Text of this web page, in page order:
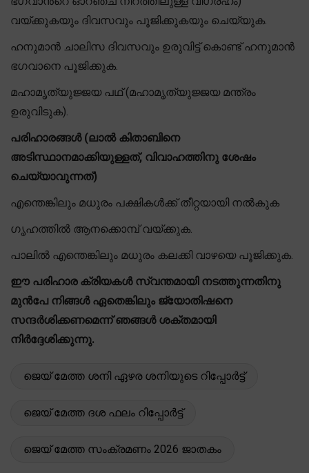
വയ്ക്കുകയും ദിവസവും പൂജിക്കുകയും ചെയ്യുക.
ഹനുമാൻ ചാലിസ ദിവസവും ഉരുവിട്ട് കൊണ്ട് ഹനുമാൻ
ഭഗവാനെ പൂജിക്കുക.
മഹാമൃത്യുജ്ജയ പഥ് (മഹാമൃത്യുജ്ജയ മന്ത്രം
ഉരുവിടുക).
പരിഹാരങ്ങൾ (ലാൽ കിതാബിനെ
അടിസ്ഥാനമാക്കിയുള്ളത്, വിവാഹത്തിനു ശേഷം
ചെയ്യാവുന്നത്)
എന്തെങ്കിലും മധുരം പക്ഷികൾക്ക് തീറ്റയായി നൽകുക
ഗൃഹത്തിൽ ആനക്കൊമ്പ് വയ്ക്കുക.
പാലിൽ എന്തെങ്കിലും മധുരം കലക്കി വാഴയെ പൂജിക്കുക.
ഈ പരിഹാര ക്രിയകൾ സ്വന്തമായി നടത്തുന്നതിനു
മുൻപേ നിങ്ങൾ ഏതെങ്കിലും ജ്യോതിഷനെ
സന്ദർശിക്കണമെന്ന് ഞങ്ങൾ ശക്തമായി
നിർദ്ദേശിക്കുന്നു.
ജെയ് മേത്ത ശനി ഏഴര ശനിയുടെ റിപ്പോർട്ട്
ജെയ് മേത്ത ദശ ഫലം റിപ്പോർട്ട്
ജെയ് മേത്ത സംക്രമണം 2026 ജാതകം